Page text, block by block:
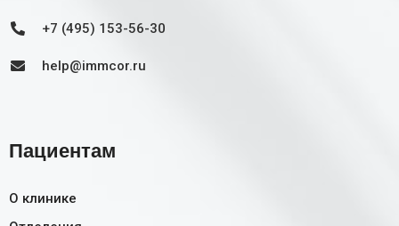
+7 (495) 153-56-30
help@immcor.ru
Пациентам
О клинике